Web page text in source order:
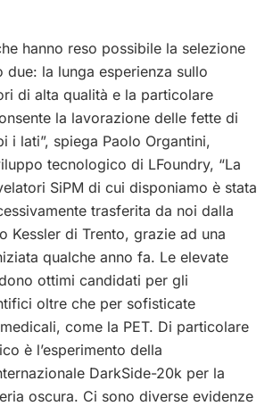
hanno reso possibile la selezione
due: la lunga esperienza sullo
di alta qualità e la particolare
la lavorazione delle fette di
i lati”, spiega Paolo Organtini,
tecnologico di LFoundry, “La
SiPM di cui disponiamo è stata
trasferita da noi dalla
Kessler di Trento, grazie ad una
qualche anno fa. Le elevate
ottimi candidati per gli
oltre che per sofisticate
come la PET. Di particolare
è l’esperimento della
DarkSide-20k per la
oscura. Ci sono diverse evidenze